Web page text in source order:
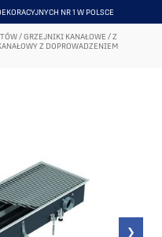
NR 1 W POLSCE
/GRZEJNIKI KANAŁOWE /Z
Z DOPROWADZENIEM
❯